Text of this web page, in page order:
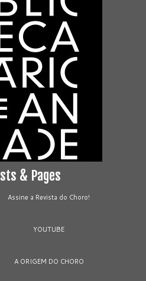
& Pages
Assine a Revista do Choro!
YOUTUBE
A ORIGEM DO CHORO